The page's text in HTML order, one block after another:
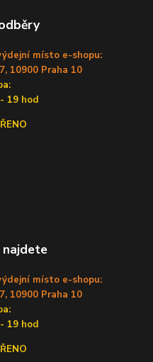
místo e-shopu:
10900 Praha 10
19 hod
najdete
místo e-shopu:
10900 Praha 10
19 hod